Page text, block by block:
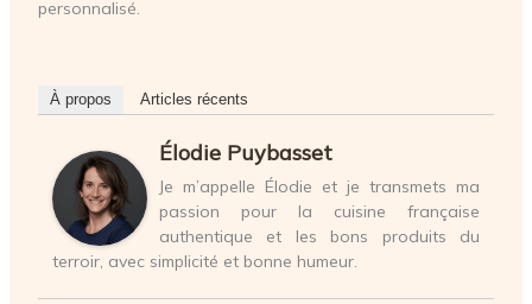
personnalisé.
À propos Articles récents
Élodie Puybasset
Je m’appelle Élodie et je transmets ma
passion pour la cuisine française
authentique et les bons produits du
terroir, avec simplicité et bonne humeur.